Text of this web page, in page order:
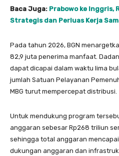
Baca Juga: Prabowo ke Inggris,
Strategis dan Perluas Kerja
Pada tahun 2026, BGN
82,9 juta penerima manfaat.
dapat dicapai dalam waktu lima
jumlah Satuan Pelayanan
MBG turut mempercepat distribusi.
Untuk mendukung program
anggaran sebesar Rp268 triliun
sehingga total anggaran
dukungan anggaran dan